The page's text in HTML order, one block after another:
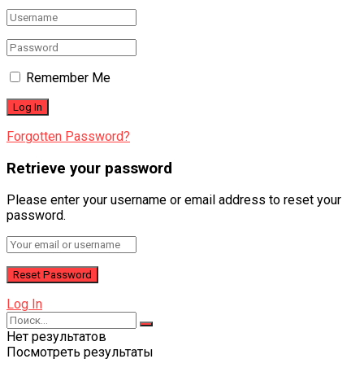
Remember Me
Forgotten Password?
Retrieve your password
Please enter your username or email address to reset your
password.
Log In
Нет результатов
Посмотреть результаты